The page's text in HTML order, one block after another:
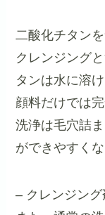
二酸化チタン
クレンジング
タンは水に溶
顔料だけでは
洗浄は毛穴詰
ができやすく
– クレンジング